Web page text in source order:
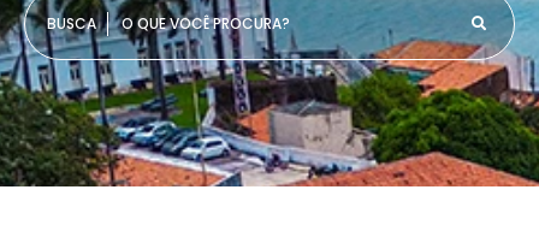
O QUE VOCÊ PROCURA?